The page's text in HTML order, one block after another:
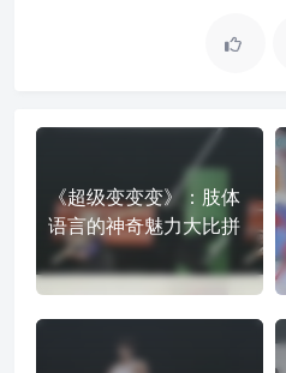
《超级变变变》：肢体
语言的神奇魅力大比拼